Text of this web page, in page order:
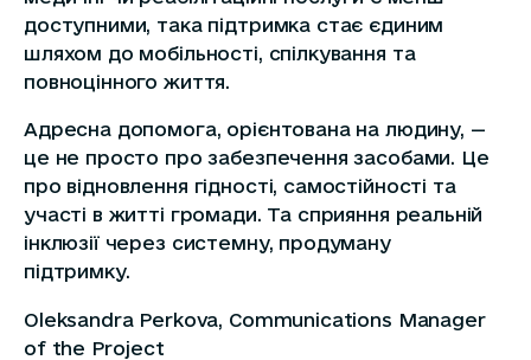
доступними, така підтримка стає єдиним
шляхом до мобільності, спілкування та
повноцінного життя.
Адресна допомога, орієнтована на людину, —
це не просто про забезпечення засобами. Це
про відновлення гідності, самостійності та
участі в житті громади. Та сприяння реальній
інклюзії через системну, продуману
підтримку.
Oleksandra Perkova, Communications Manager
of the Project